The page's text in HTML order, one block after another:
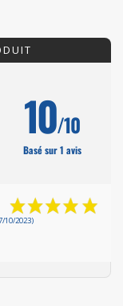
10/10
Basé sur 1 avis
10/2023)